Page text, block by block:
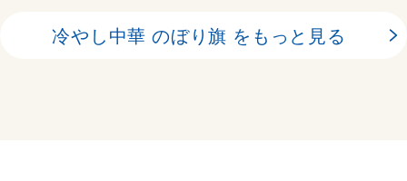
冷やし中華 のぼり旗 をもっと見る